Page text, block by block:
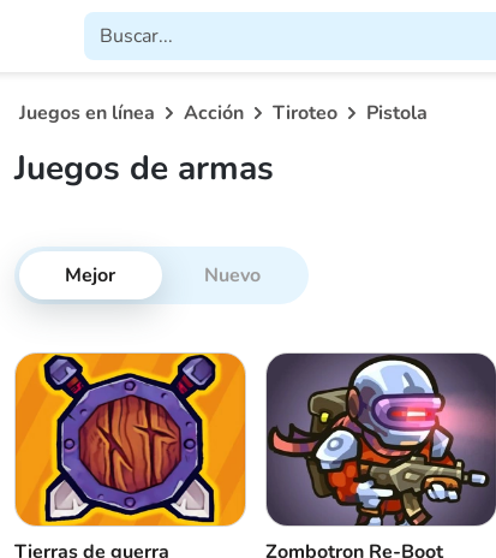
Juegos en línea Acción Tiroteo Pistola
Juegos de armas
Mejor Nuevo
Tierras de guerra
Zombotron Re-Boot